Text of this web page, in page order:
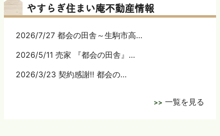
やすらぎ住まい庵不動産情報
2026/7/27 都会の田舎～生駒市高…
2026/5/11 売家 『都会の田舎』…
2026/3/23 契約感謝‼ 都会の…
一覧を見る